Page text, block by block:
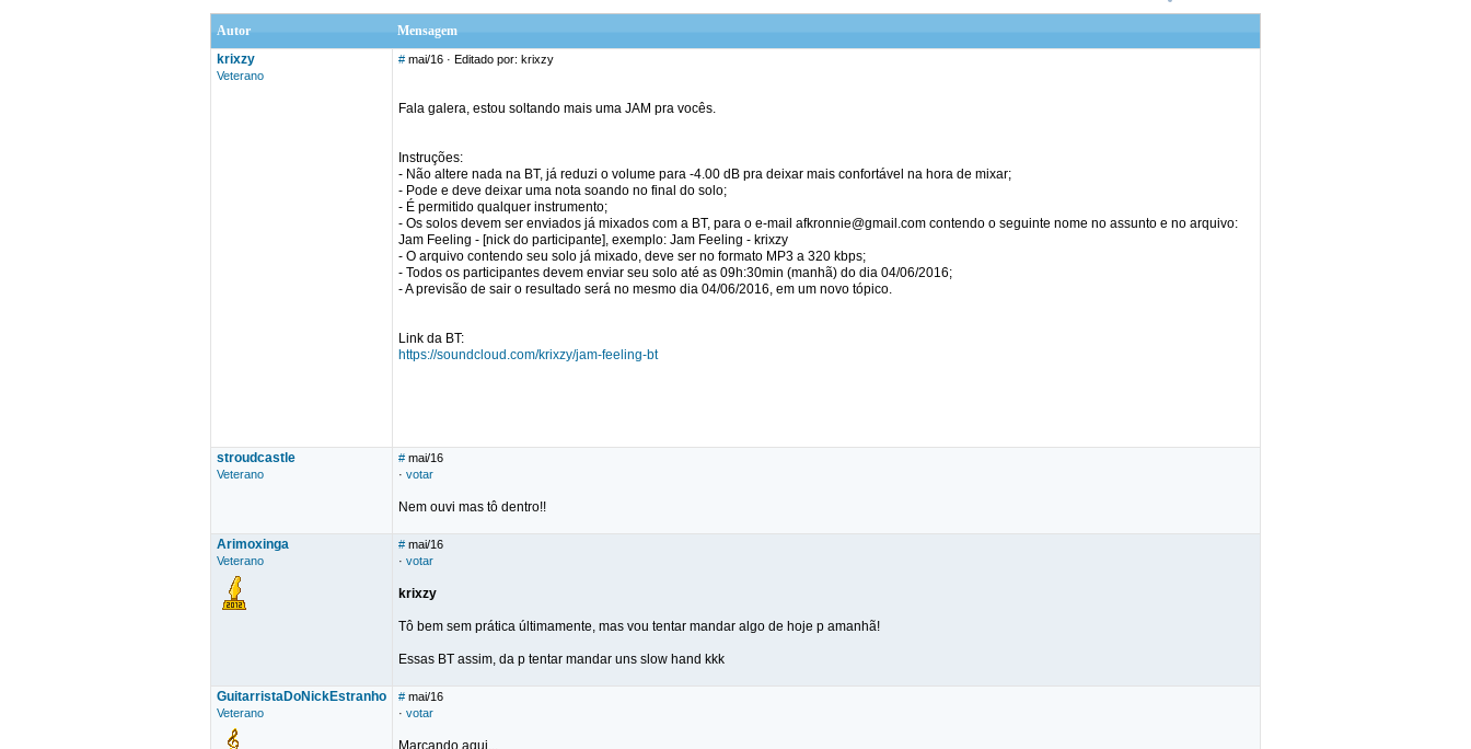
Autor
Mensagem
krixzy
Veterano
# mai/16 · Editado por: krixzy
Fala galera, estou soltando mais uma JAM pra vocês.
Instruções:
- Não altere nada na BT, já reduzi o volume para -4.00 dB pra deixar mais confortável na hora de mixar;
- Pode e deve deixar uma nota soando no final do solo;
- É permitido qualquer instrumento;
- Os solos devem ser enviados já mixados com a BT, para o e-mail afkronnie@gmail.com contendo o seguinte nome no assunto e no arquivo:
Jam Feeling - [nick do participante], exemplo: Jam Feeling - krixzy
- O arquivo contendo seu solo já mixado, deve ser no formato MP3 a 320 kbps;
- Todos os participantes devem enviar seu solo até as 09h:30min (manhã) do dia 04/06/2016;
- A previsão de sair o resultado será no mesmo dia 04/06/2016, em um novo tópico.
Link da BT:
https://soundcloud.com/krixzy/jam-feeling-bt
stroudcastle
Veterano
# mai/16
· votar
Nem ouvi mas tô dentro!!
Arimoxinga
Veterano
# mai/16
· votar
krixzy
Tô bem sem prática últimamente, mas vou tentar mandar algo de hoje p amanhã!
Essas BT assim, da p tentar mandar uns slow hand kkk
GuitarristaDoNickEstranho
Veterano
# mai/16
· votar
Marcando aqui...